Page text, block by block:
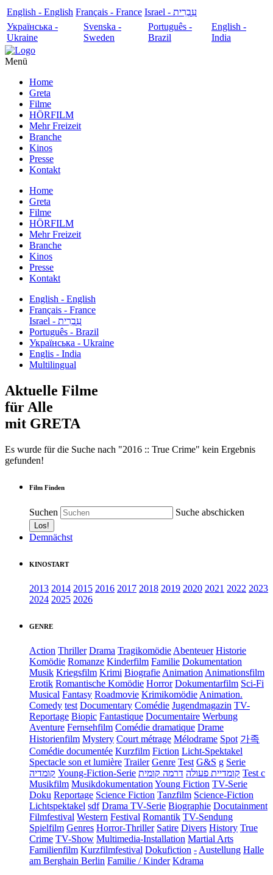
English - English Français - France
עִבְרִית - Israel
Українська -
Ukraine
Svenska -
Sweden
Português -
Brazil
English -
India
Menü
Home
Greta
Filme
HÖRFILM
Mehr Freizeit
Branche
Kinos
Presse
Kontakt
Home
Greta
Filme
HÖRFILM
Mehr Freizeit
Branche
Kinos
Presse
Kontakt
English - English
Français - France
עִבְרִית - Israel
Português - Brazil
Українська - Ukraine
Englis - India
Multilingual
Aktuelle Filme
für Alle
mit GRETA
Es wurde für die Suche nach "2016 :: True Crime" kein Ergebnis
gefunden!
Film Finden
Suchen Suche abschicken
Demnächst
KINOSTART
2013 2014 2015 2016 2017 2018 2019 2020 2021 2022 2023
2024 2025 2026
GENRE
Action Thriller Drama Tragikomödie Abenteuer Historie
Komödie Romanze Kinderfilm Familie Dokumentation
Musik Kriegsfilm Krimi Biografie Animation Animationsfilm
Erotik Romantische Komödie Horror Dokumentarfilm Sci-Fi
Musical Fantasy Roadmovie Krimikomödie Animation.
Comedy test Documentary Comédie Jugendmagazin TV-
Reportage Biopic Fantastique Documentaire Werbung
Aventure Fernsehfilm Comédie dramatique Drame
Historienfilm Mystery Court métrage Mélodrame Spot 가족
Comédie documentée Kurzfilm Fiction Licht-Spektakel
Spectacle son et lumière Trailer Genre Test G&S g Serie
קומדיה Young-Fiction-Serie קומדיית פעולה דרמה קומית
Test c
Musikfilm Musikdokumentation Young Fiction TV-Serie
Doku Reportage Science Fiction Tanzfilm Science-Fiction
Lichtspektakel sdf Drama TV-Serie Biographie Docutainment
Filmfestival Western Festival Romantik TV-Sendung
Spielfilm Genres Horror-Thriller Satire Divers History True
Crime TV-Show Multimedia-Installation Martial Arts
Familienfilm Kurzfilmfestival Dokufiction - Austellung Halle
am Berghain Berlin Familie / Kinder Kdrama